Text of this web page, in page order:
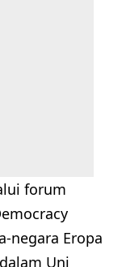
forum
negara Eropa
Uni